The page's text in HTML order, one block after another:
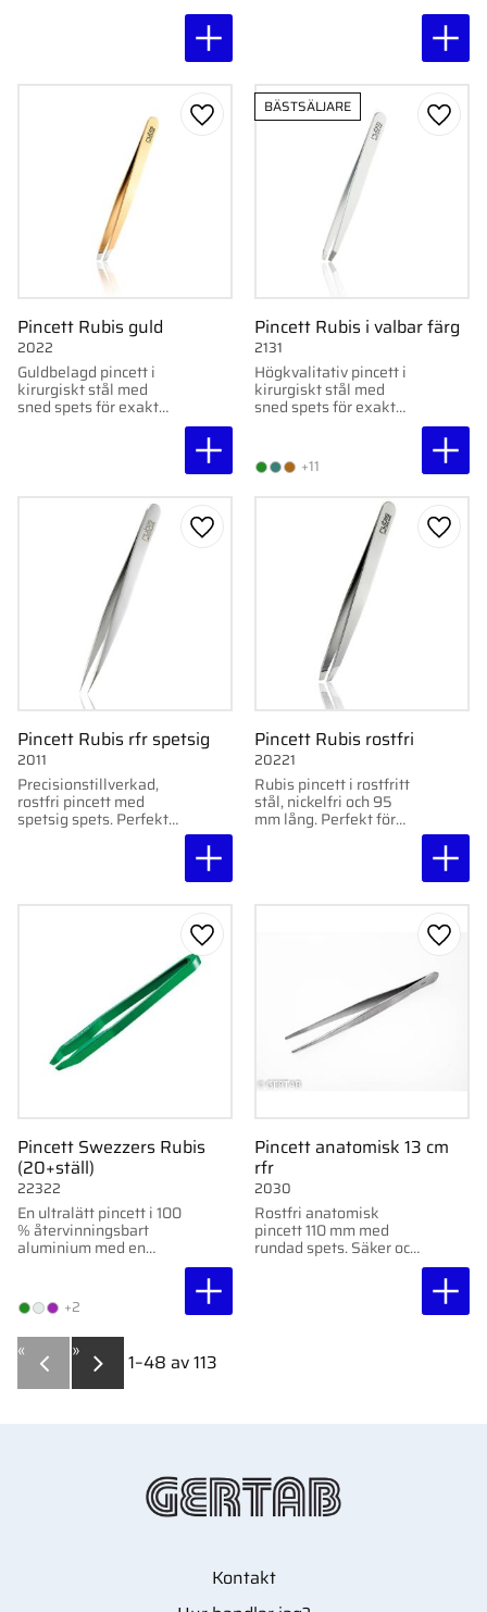
Pincett Rubis guld
Guldbelagd pincett i
kirurgiskt stål med
sned spets för exakt
2022
Lägg till i favoriter
Pincett Rubis i valbar färg
Högkvalitativ pincett i
kirurgiskt stål med
sned spets för exakt
Schweiz med precision.
2131
BÄSTSÄLJARE
Lägg
+11
Pincett Rubis rfr spetsig
Precisionstillverkad,
rostfri pincett med
spetsig spets. Perfekt
för inåtväxande hår,
2011
Lägg till i favoriter
Pincett Rubis rostfri
Rubis pincett i rostfritt
stål, nickelfri och 95
mm lång. Perfekt för
precisionsarbete.
20221
Lägg
Pincett Swezzers Rubis
(20+ställ)
En ultralätt pincett i 100
% återvinningsbart
aluminium med en
22322
Lägg till i favoriter
+2
Pincett anatomisk 13 cm
rfr
Rostfri anatomisk
pincett 110 mm med
rundad spets. Säker och
2030
Lägg
1–48 av113
« »
Kontakt